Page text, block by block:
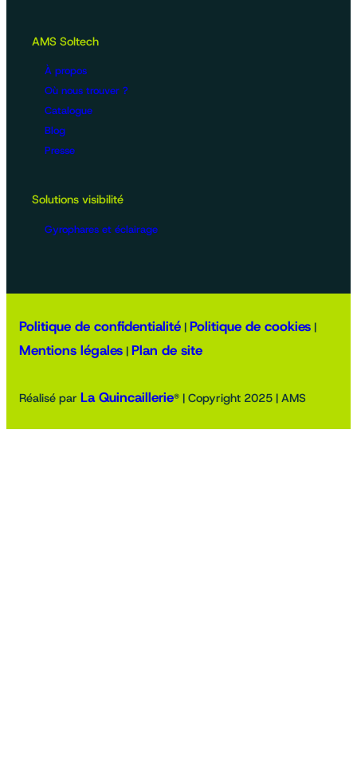
AMS Soltech
À propos
Où nous trouver ?
Catalogue
Blog
Presse
Solutions visibilité
Gyrophares et éclairage
Politique de confidentialité | Politique de cookies |
Mentions légales | Plan de site
Réalisé par La Quincaillerie® | Copyright 2025 | AMS